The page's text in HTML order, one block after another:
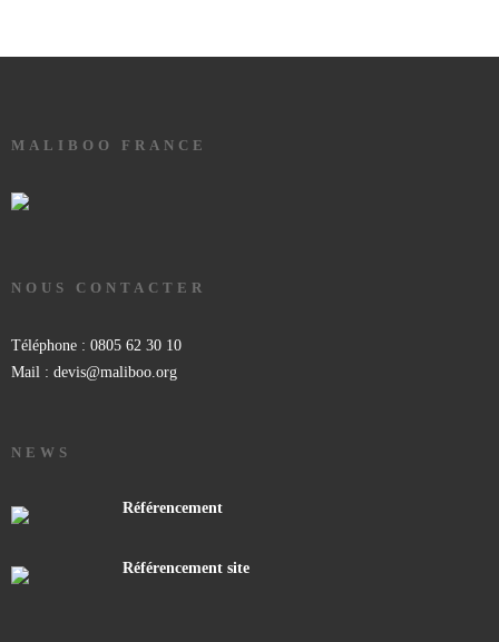
MALIBOO FRANCE
NOUS CONTACTER
Téléphone : 0805 62 30 10
Mail : devis@maliboo.org
NEWS
Référencement
Référencement site